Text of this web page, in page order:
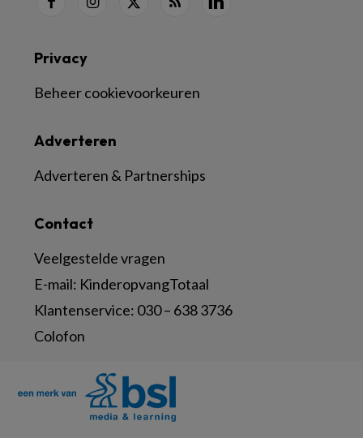
Contact
Veelgestelde vragen
E-mail: KinderopvangTotaal
Klantenservice: 030 – 638 3736
Colofon
Adverteren
Adverteren & Partnerships
Privacy
Beheer cookievoorkeuren